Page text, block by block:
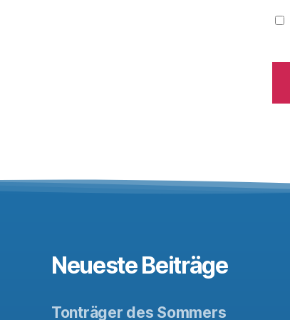
Neueste Beiträge
Tonträger des Sommers